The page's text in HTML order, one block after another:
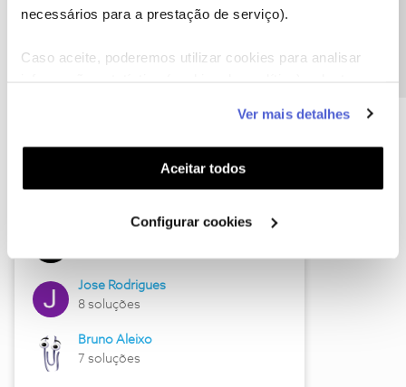
necessários para a prestação de serviço).
Caso aceite, poderemos utilizar cookies para analisar
funcionalidades (cookies de personalização e
funcionalidade) e adaptar anúncios aos seus interesses
(cookies de publicidade personalizada). Pode gerir a
utilização dos cookies clicando em "Configurar
Ver mais detalhes
Aceitar todos
Configurar cookies
Hall of Fame de junho
Jose Rodrigues
8 soluções
Bruno Aleixo
7 soluções